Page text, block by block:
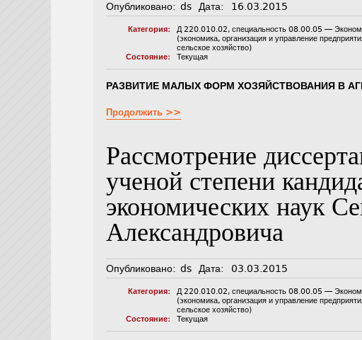
Опубликовано: ds Дата: 16.03.2015
Категория: Д 220.010.02,специальность 08.00.05 —
(экономика, организация и управление
сельское хозяйство)
Состояние:
Текущая
РАЗВИТИЕ МАЛЫХ ФОРМ ХОЗЯЙСТВОВАНИЯ В
Продолжить >>
Рассмотрение
ученой степени
экономических наук
Александровича
Опубликовано: ds Дата: 03.03.2015
Категория: Д 220.010.02,специальность 08.00.05 —
(экономика, организация и управление
сельское хозяйство)
Состояние:
Текущая